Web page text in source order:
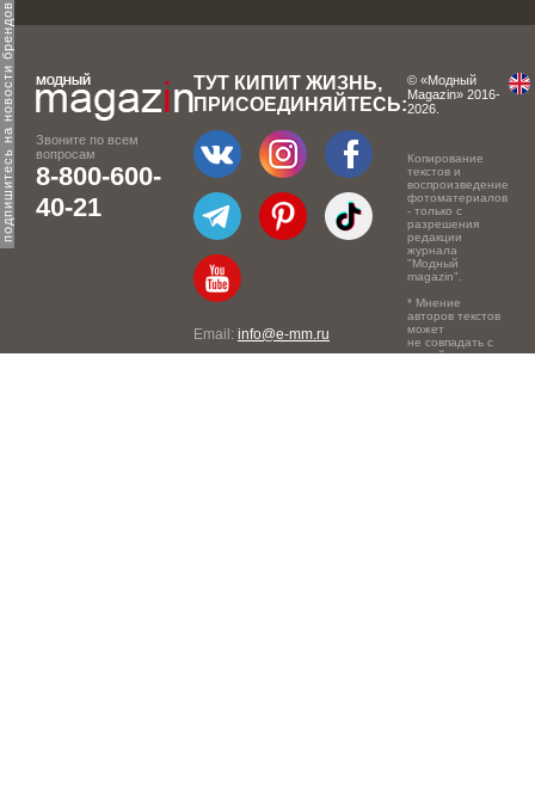
подпишитесь на новости брендов
Звоните по всем
вопросам
8-800-600-
40-21
ТУТ КИПИТ ЖИЗНЬ,
ПРИСОЕДИНЯЙТЕСЬ:
Email: info@e-mm.ru
© «Модный
Magazin» 2016-
2026.
Копирование
текстов и
воспроизведение
фотоматериалов
- только с
разрешения
редакции
журнала
"Модный
magazin".
* Мнение
авторов текстов
может
не совпадать с
точкой зрения